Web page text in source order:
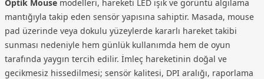
Optik Mouse modelleri, hareketi LED ışık ve görüntü algılama
mantığıyla takip eden sensör yapısına sahiptir. Masada, mouse
pad üzerinde veya dokulu yüzeylerde kararlı hareket takibi
sunması nedeniyle hem günlük kullanımda hem de oyun
tarafında yaygın tercih edilir. İmleç hareketinin doğal ve
gecikmesiz hissedilmesi; sensör kalitesi, DPI aralığı, raporlama